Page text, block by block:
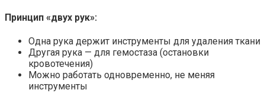
Принцип «двух рук»:
Одна рука держит инструменты для удаления ткани
Другая рука — для гемостаза (остановки
кровотечения)
Можно работать одновременно, не меняя
инструменты